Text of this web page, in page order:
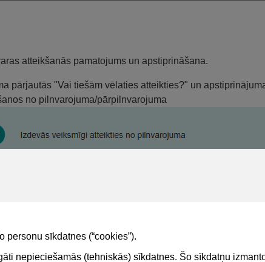
sīkdatnes (“cookies”).
nepieciešamās (tehniskās) sīkdatnes. Šo sīkdatņu
atteikšanās pamatojums un apstiprināšana.
pārjautās "Vai tiešām vēlaties atteikties?" un
no pilnvarojuma/pārpilnvarojuma